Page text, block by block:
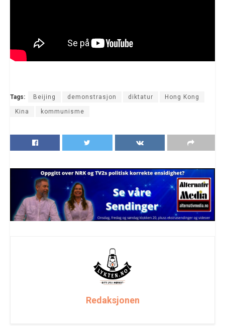
Tags: Beijing demonstrasjon diktatur Hong Kong
Kina kommunisme
Redaksjonen